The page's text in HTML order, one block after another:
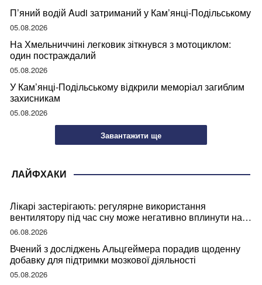
П’яний водій Audi затриманий у Кам’янці-Подільському
05.08.2026
На Хмельниччині легковик зіткнувся з мотоциклом:
один постраждалий
05.08.2026
У Кам’янці-Подільському відкрили меморіал загиблим
захисникам
05.08.2026
Завантажити ще
ЛАЙФХАКИ
Лікарі застерігають: регулярне використання
вентилятору під час сну може негативно вплинути на
ваше здоров’я
06.08.2026
Вчений з досліджень Альцгеймера порадив щоденну
добавку для підтримки мозкової діяльності
05.08.2026